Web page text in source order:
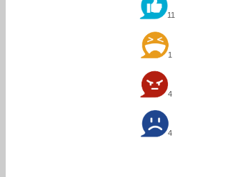
11
1
4
4